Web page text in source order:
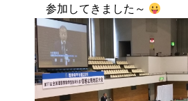
参加してきました～